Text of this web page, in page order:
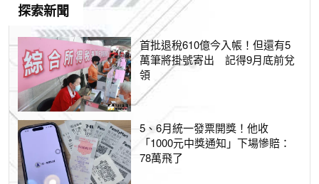
探索新聞
首批退稅610億今入帳！但還有5
萬筆將掛號寄出 記得9月底前兌
領
5、6月統一發票開獎！他收
「1000元中獎通知」下場慘賠：
78萬飛了